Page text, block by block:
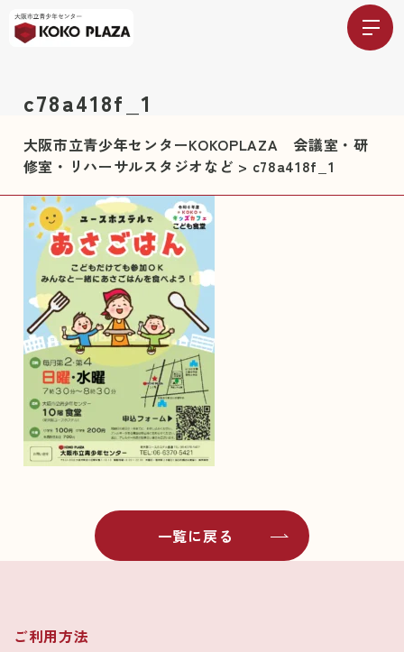
c78a418f_1
大阪市立青少年センターKOKOPLAZA 会議室・研
修室・リハーサルスタジオなど > c78a418f_1
一覧に戻る
ご利用方法